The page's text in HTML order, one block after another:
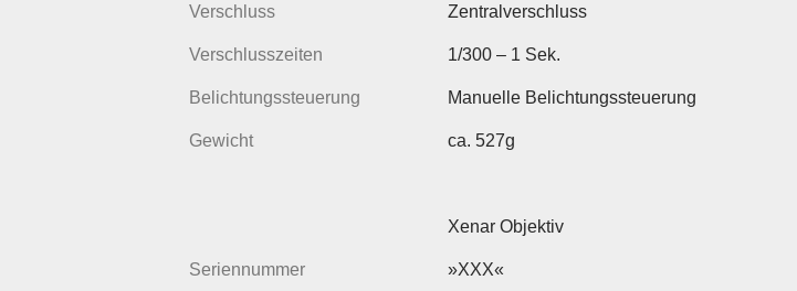
Verschluss Zentralverschluss
Verschlusszeiten 1/300 – 1 Sek.
Belichtungssteuerung Manuelle Belichtungssteuerung
Gewicht ca. 527g
Xenar Objektiv
Seriennummer »XXX«